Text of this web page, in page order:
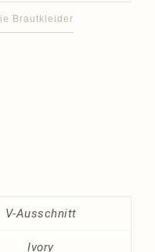
Brautkleider
V-Ausschnitt
Ivory